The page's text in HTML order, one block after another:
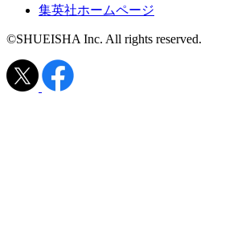
集英社ホームページ
©SHUEISHA Inc. All rights reserved.